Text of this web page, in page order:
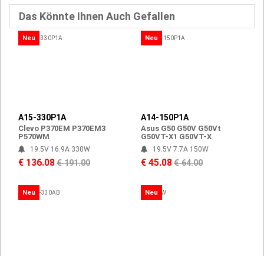
Das Könnte Ihnen Auch Gefallen
Neu
A15-330P1A
Clevo P370EM P370EM3
P570WM
19.5V 16.9A 330W
€ 136.08€ 191.00
Neu
A14-150P1A
Asus G50 G50V G50Vt
G50VT-X1 G50VT-X
19.5V 7.7A 150W
€ 45.08€ 64.00
Neu Neu